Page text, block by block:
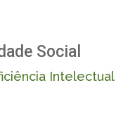
Social
Intelectual